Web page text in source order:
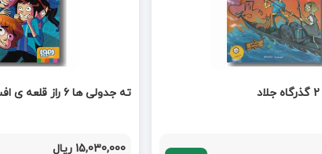
ته جدولی ها 6 راز قلعه ی افسون شده
15,030,000 ریال